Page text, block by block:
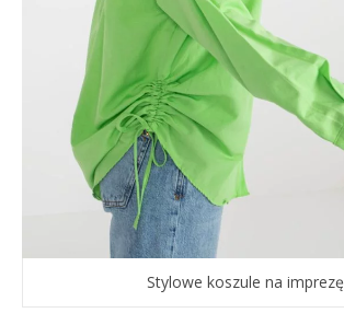
Stylowe koszule na imprezę